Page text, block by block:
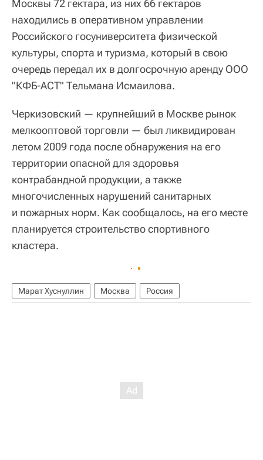
Москвы 72 гектара, из них 66 гектаров
находились в оперативном управлении
Российского госуниверситета физической
культуры, спорта и туризма, который в свою
очередь передал их в долгосрочную аренду ООО
"КФБ-АСТ" Тельмана Исмаилова.
Черкизовский — крупнейший в Москве рынок
мелкооптовой торговли — был ликвидирован
летом 2009 года после обнаружения на его
территории опасной для здоровья
контрабандной продукции, а также
многочисленных нарушений санитарных
и пожарных норм. Как сообщалось, на его месте
планируется строительство спортивного
кластера.
Марат Хуснуллин Москва Россия